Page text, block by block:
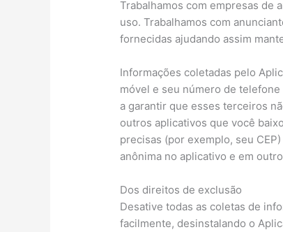
Trabalhamos com empresas de
uso. Trabalhamos com
fornecidas ajudando assim
Informações coletadas pelo
móvel e seu número de
a garantir que esses terceiros
outros aplicativos que você
precisas (por exemplo, seu
anônima no aplicativo e em
Dos direitos de exclusão
Desative todas as coletas de
facilmente, desinstalando o